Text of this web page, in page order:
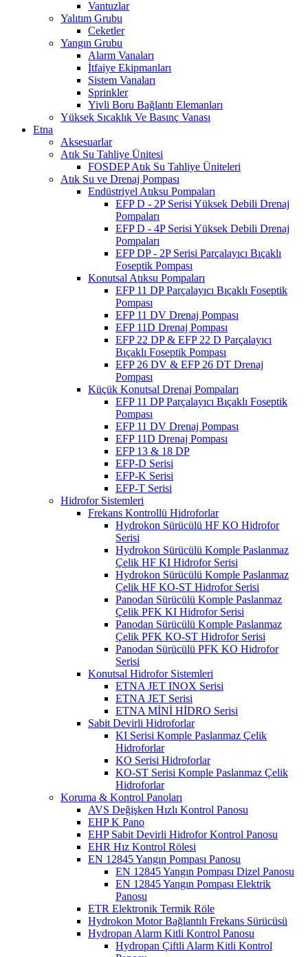
Vantuzlar
Yalıtım Grubu
Ceketler
Yangın Grubu
Alarm Vanaları
İtfaiye Ekipmanları
Sistem Vanaları
Sprinkler
Yivli Boru Bağlantı Elemanları
Yüksek Sıcaklık Ve Basınç Vanası
Etna
Aksesuarlar
Atık Su Tahliye Ünitesi
FOSDEP Atık Su Tahliye Üniteleri
Atık Su ve Drenaj Pompası
Endüstriyel Atıksu Pompaları
EFP D - 2P Serisi Yüksek Debili Drenaj
Pompaları
EFP D - 4P Serisi Yüksek Debili Drenaj
Pompaları
EFP DP - 2P Serisi Parçalayıcı Bıçaklı
Foseptik Pompası
Konutsal Atıksu Pompaları
EFP 11 DP Parçalayıcı Bıçaklı Foseptik
Pompası
EFP 11 DV Drenaj Pompası
EFP 11D Drenaj Pompası
EFP 22 DP & EFP 22 D Parçalayıcı
Bıçaklı Foseptik Pompası
EFP 26 DV & EFP 26 DT Drenaj
Pompası
Küçük Konutsal Drenaj Pompaları
EFP 11 DP Parçalayıcı Bıçaklı Foseptik
Pompası
EFP 11 DV Drenaj Pompası
EFP 11D Drenaj Pompası
EFP 13 & 18 DP
EFP-D Serisi
EFP-K Serisi
EFP-T Serisi
Hidrofor Sistemleri
Frekans Kontrollü Hidroforlar
Hydrokon Sürücülü HF KO Hidrofor
Serisi
Hydrokon Sürücülü Komple Paslanmaz
Çelik HF KI Hidrofor Serisi
Hydrokon Sürücülü Komple Paslanmaz
Çelik HF KO-ST Hidrofor Serisi
Panodan Sürücülü Komple Paslanmaz
Çelik PFK KI Hidrofor Serisi
Panodan Sürücülü Komple Paslanmaz
Çelik PFK KO-ST Hidrofor Serisi
Panodan Sürücülü PFK KO Hidrofor
Serisi
Konutsal Hidrofor Sistemleri
ETNA JET INOX Serisi
ETNA JET Serisi
ETNA MİNİ HİDRO Serisi
Sabit Devirli Hidroforlar
KI Serisi Komple Paslanmaz Çelik
Hidroforlar
KO Serisi Hidroforlar
KO-ST Serisi Komple Paslanmaz Çelik
Hidroforlar
Koruma & Kontrol Panoları
AVS Değişken Hızlı Kontrol Panosu
EHP K Pano
EHP Sabit Devirli Hidrofor Kontrol Panosu
EHR Hız Kontrol Rölesi
EN 12845 Yangın Pompası Panosu
EN 12845 Yangın Pompası Dizel Panosu
EN 12845 Yangın Pompası Elektrik
Panosu
ETR Elektronik Termik Röle
Hydrokon Motor Bağlantılı Frekans Sürücüsü
Hydropan Alarm Kitli Kontrol Panosu
Hydropan Çiftli Alarm Kitli Kontrol